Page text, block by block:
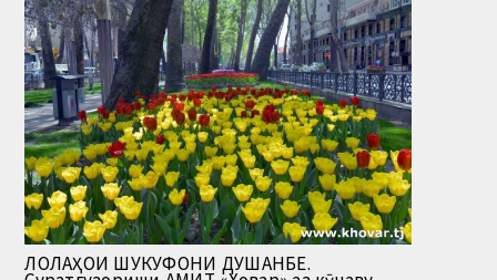
ЛОЛАҲОИ ШУКУФОНИ ДУШАНБЕ.